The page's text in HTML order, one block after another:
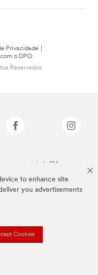
to enhance site
you advertisements
Cookies
Privacidade
o DPO
Reservados.
comerciais da 3M.